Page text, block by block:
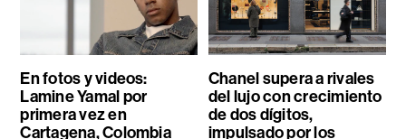
En fotos y videos:
Lamine Yamal por
primera vez en
Cartagena, Colombia
Chanel supera a rivales
del lujo con crecimiento
de dos dígitos,
impulsado por los